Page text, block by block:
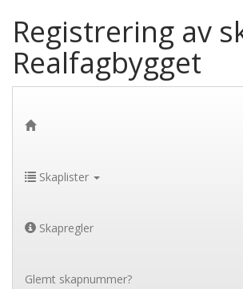
Registrering av
Realfagbygget
Skaplister
Skapregler
Glemt skapnummer?